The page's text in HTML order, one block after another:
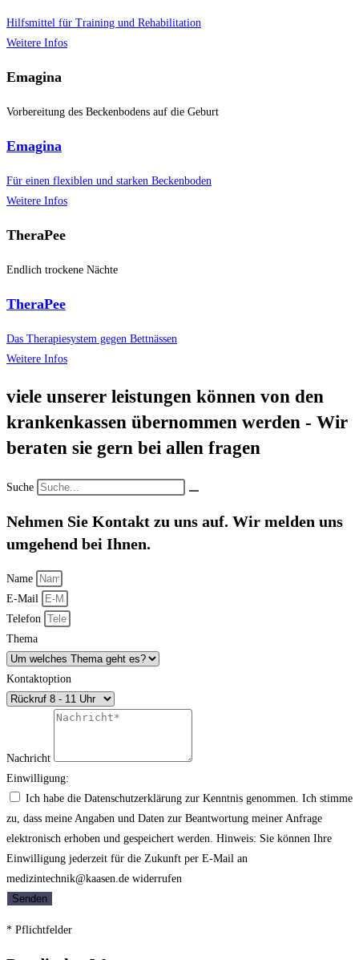
Hilfsmittel für Training und Rehabilitation
Weitere Infos
Emagina
Vorbereitung des Beckenbodens auf die Geburt
Emagina
Für einen flexiblen und starken Beckenboden
Weitere Infos
TheraPee
Endlich trockene Nächte
TheraPee
Das Therapiesystem gegen Bettnässen
Weitere Infos
viele unserer leistungen können von den
krankenkassen übernommen werden - Wir
beraten sie gern bei allen fragen
Suche
Nehmen Sie Kontakt zu uns auf. Wir melden uns
umgehend bei Ihnen.
Name
E-Mail
Telefon
Thema
Kontaktoption
Nachricht
Einwilligung:
Ich habe die Datenschutzerklärung zur Kenntnis genommen. Ich stimme
zu, dass meine Angaben und Daten zur Beantwortung meiner Anfrage
elektronisch erhoben und gespeichert werden. Hinweis: Sie können Ihre
Einwilligung jederzeit für die Zukunft per E-Mail an
medizintechnik@kaasen.de widerrufen
Senden
* Pflichtfelder